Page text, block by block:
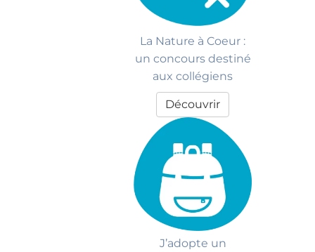
La Nature à Coeur :
un concours destiné
aux collégiens
Découvrir
J’adopte un